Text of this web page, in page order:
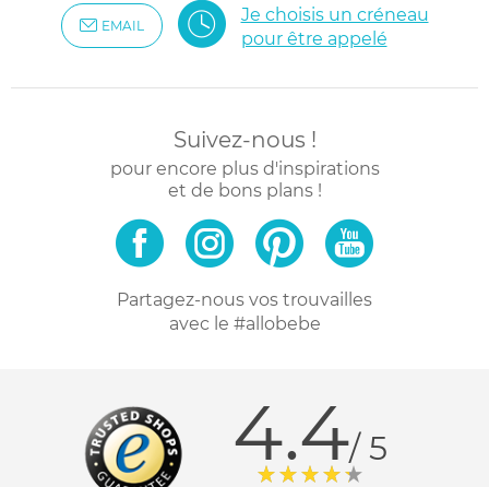
EMAIL
Je choisis un créneau
pour être appelé
Suivez-nous !
pour encore plus d'inspirations
et de bons plans !
Partagez-nous vos trouvailles
avec le #allobebe
4.4/ 5